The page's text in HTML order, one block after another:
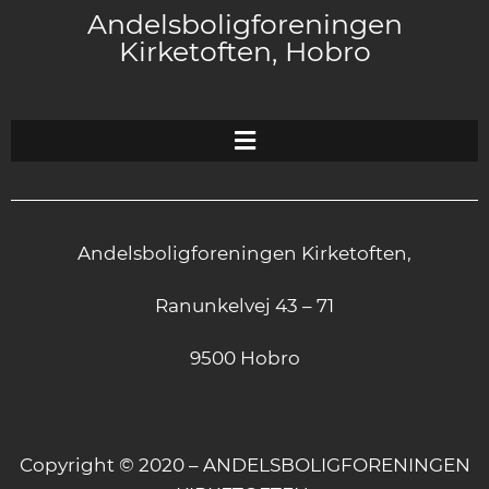
Andelsboligforeningen
Kirketoften, Hobro
Andelsboligforeningen Kirketoften,
Ranunkelvej 43 – 71
9500 Hobro
Copyright © 2020 – ANDELSBOLIGFORENINGEN